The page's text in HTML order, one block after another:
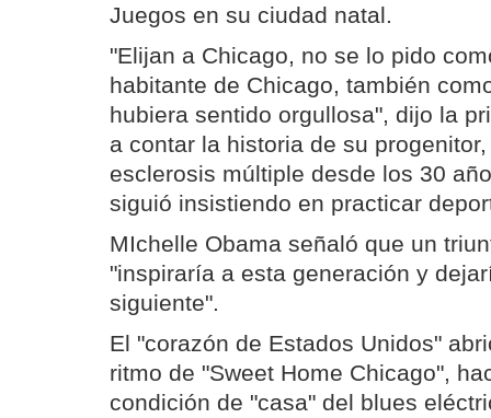
Juegos en su ciudad natal.
"Elijan a Chicago, no se lo pido
habitante de Chicago, también
hubiera sentido orgullosa", dijo la
a contar la historia de su
esclerosis múltiple desde los 30
siguió insistiendo en practicar
MIchelle Obama señaló que un
"inspiraría a esta generación y
siguiente".
El "corazón de Estados Unidos"
ritmo de "Sweet Home Chicago",
condición de "casa" del blues